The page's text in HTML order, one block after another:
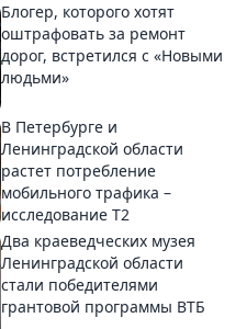
Блогер, которого хотят
оштрафовать за ремонт
дорог, встретился с «Новыми
людьми»
В Петербурге и
Ленинградской области
растет потребление
мобильного трафика –
исследование T2
Два краеведческих музея
Ленинградской области
стали победителями
грантовой программы ВТБ